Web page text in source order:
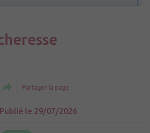
Partager la page
Publié le 29/07/2026